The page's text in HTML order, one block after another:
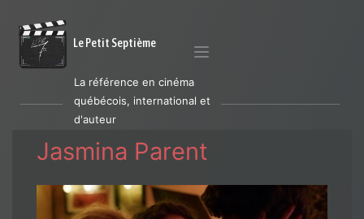
Le Petit Septième
La référence en cinéma
québécois, international et
d'auteur
Jasmina Parent